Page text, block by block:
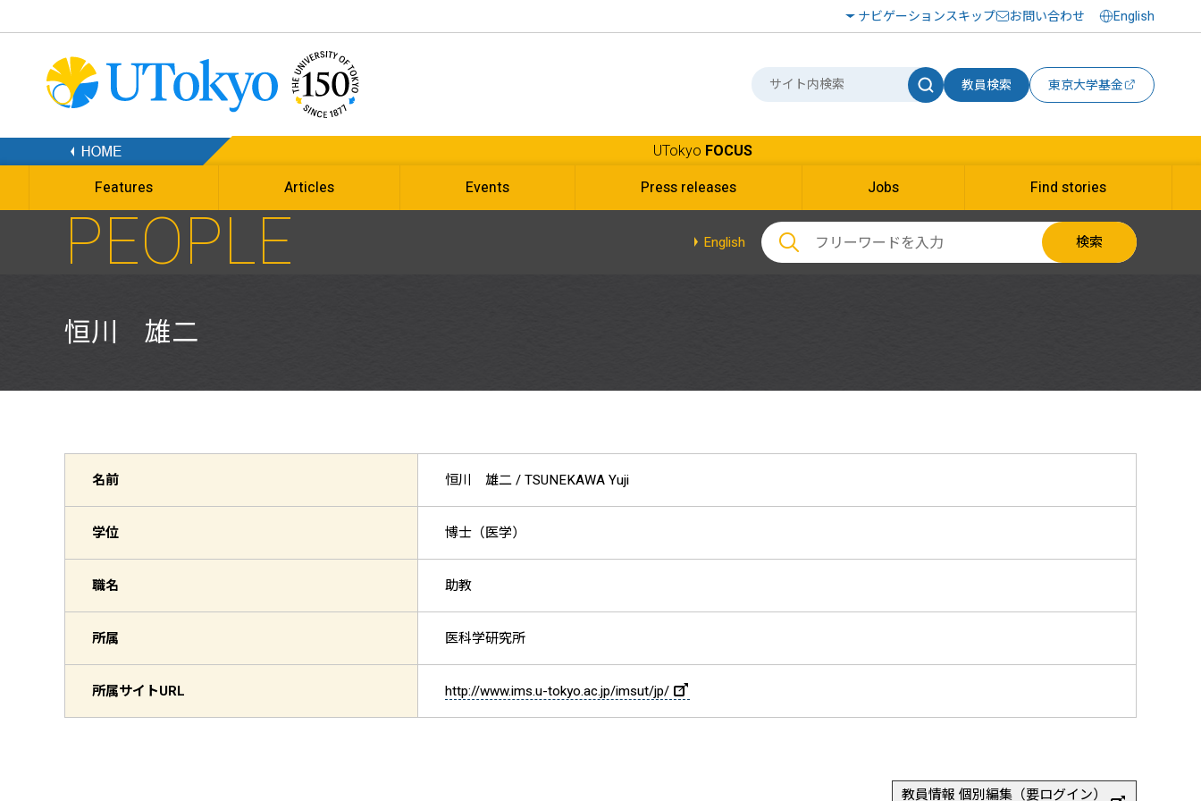
ナビゲーションスキップ お問い合わせ English
教員検索 東京大学基金
UTokyo FOCUS
Features Articles Events Press releases Jobs Find stories
PEOPLE English 検索
恒川 雄二
名前 恒川 雄二 / TSUNEKAWA Yuji
学位 博士（医学）
職名 助教
所属 医科学研究所
所属サイトURL http://www.ims.u-tokyo.ac.jp/imsut/jp/
教員情報 個別編集（要ログイン）